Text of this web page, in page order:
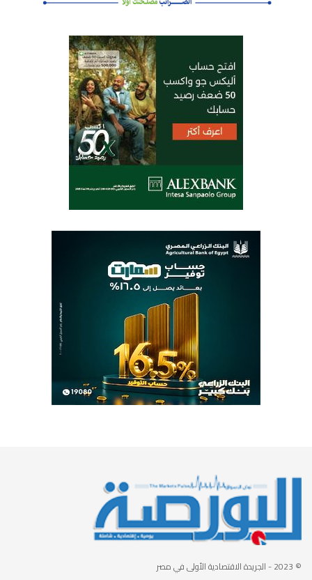
© 2023 - الجريدة الاقتصادية الأولى في مصر